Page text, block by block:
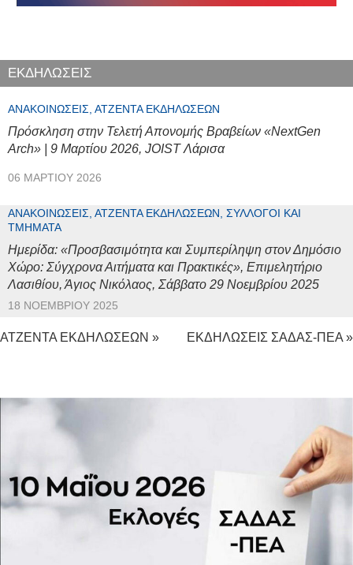
ΕΚΔΗΛΩΣΕΙΣ
ΑΝΑΚΟΙΝΏΣΕΙΣ, ΑΤΖΈΝΤΑ ΕΚΔΗΛΏΣΕΩΝ
Πρόσκληση στην Τελετή Απονομής Βραβείων «NextGen
Arch» | 9 Μαρτίου 2026, JOIST Λάρισα
06 ΜΑΡΤΊΟΥ 2026
ΑΝΑΚΟΙΝΏΣΕΙΣ, ΑΤΖΈΝΤΑ ΕΚΔΗΛΏΣΕΩΝ, ΣΎΛΛΟΓΟΙ ΚΑΙ
ΤΜΉΜΑΤΑ
Ημερίδα: «Προσβασιμότητα και Συμπερίληψη στον Δημόσιο
Χώρο: Σύγχρονα Αιτήματα και Πρακτικές», Επιμελητήριο
Λασιθίου, Άγιος Νικόλαος, Σάββατο 29 Νοεμβρίου 2025
18 ΝΟΕΜΒΡΊΟΥ 2025
ΑΤΖΕΝΤΑ ΕΚΔΗΛΩΣΕΩΝ » ΕΚΔΗΛΩΣΕΙΣ ΣΑΔΑΣ-ΠΕΑ »